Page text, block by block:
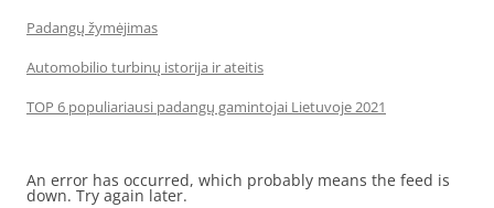
Padangų žymėjimas
Automobilio turbinų istorija ir ateitis
TOP 6 populiariausi padangų gamintojai Lietuvoje 2021
An error has occurred, which probably means the feed is
down. Try again later.